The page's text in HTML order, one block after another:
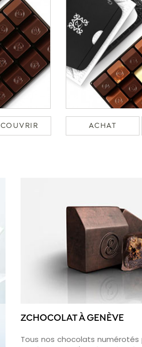
ACHAT
ZCHOCOLAT À GENÈVE
Tous nos chocolats